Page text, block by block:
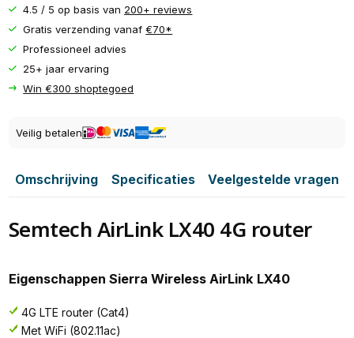
4.5 / 5 op basis van 200+ reviews
Gratis verzending vanaf€70*
Professioneel advies
25+ jaar ervaring
Win €300 shoptegoed
Veilig betalen
Omschrijving Specificaties Veelgestelde vragen
Semtech AirLink LX40 4G router
Eigenschappen Sierra Wireless AirLink LX40
4G LTE router (Cat4)
Met WiFi (802.11ac)